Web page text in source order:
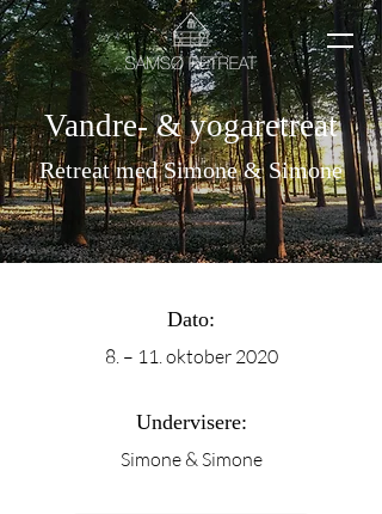
Vandre- & yogaretreat
Retreat med Simone & Simone
Dato:
8. – 11. oktober 2020
Undervisere:
Simone & Simone